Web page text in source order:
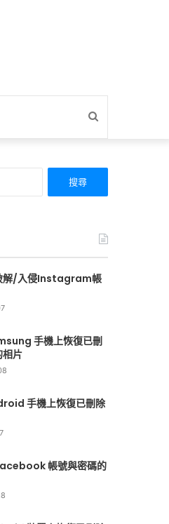
解/入侵Instagram帳
手機上恢復已刪
相片
手機上恢復已刪除
帳號與密碼的